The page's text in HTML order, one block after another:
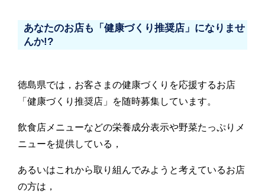
あなたのお店も「健康づくり推奨店」になりませ
んか!?
徳島県では，お客さまの健康づくりを応援するお店
「健康づくり推奨店」を随時募集しています。
飲食店メニューなどの栄養成分表示や野菜たっぷりメ
ニューを提供している，
あるいはこれから取り組んでみようと考えているお店
の方は，